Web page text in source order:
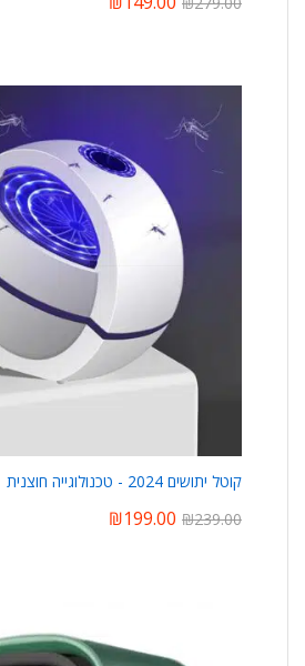
קוטל יתושים 2024 - טכנולוגייה חוצנית
₪199.00 ₪239.00